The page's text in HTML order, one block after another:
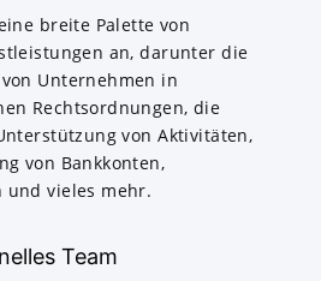
breite Palette von
an, darunter die
Unternehmen in
Rechtsordnungen, die
von Aktivitäten,
von Bankkonten,
und vieles mehr.
Team